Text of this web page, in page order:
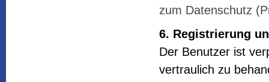
zum Datenschutz
6. Registrierung
Der Benutzer ist
vertraulich zu